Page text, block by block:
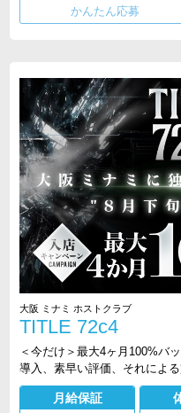
大阪 ミナミ ホストクラブ
TITLE 72c4
＜今だけ＞最大4ヶ月100%バ
導入、素早い評価、それによ
月給保証